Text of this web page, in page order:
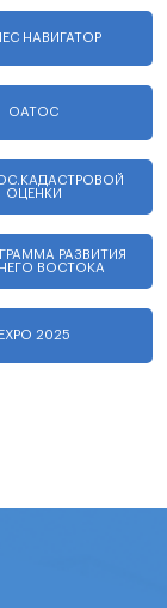
НАВИГАТОР
ОАТОС
ОЦЕНКИ
РАЗВИТИЯ
ВОСТОКА
EXPO 2025